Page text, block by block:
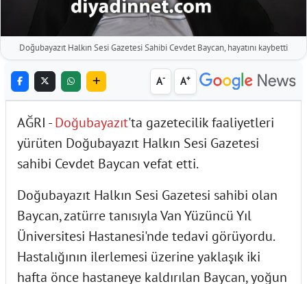
Doğubayazıt Halkın Sesi Gazetesi Sahibi Cevdet Baycan, hayatını kaybetti
A- A+
AĞRI -Doğubayazıt'ta gazetecilik faaliyetleri
yürüten Doğubayazıt Halkın Sesi Gazetesi
sahibi Cevdet Baycan vefat etti.
Doğubayazıt Halkın Sesi Gazetesi sahibi olan
Baycan, zatürre tanısıyla Van Yüzüncü Yıl
Üniversitesi Hastanesi'nde tedavi görüyordu.
Hastalığının ilerlemesi üzerine yaklaşık iki
hafta önce hastaneye kaldırılan Baycan, yoğun